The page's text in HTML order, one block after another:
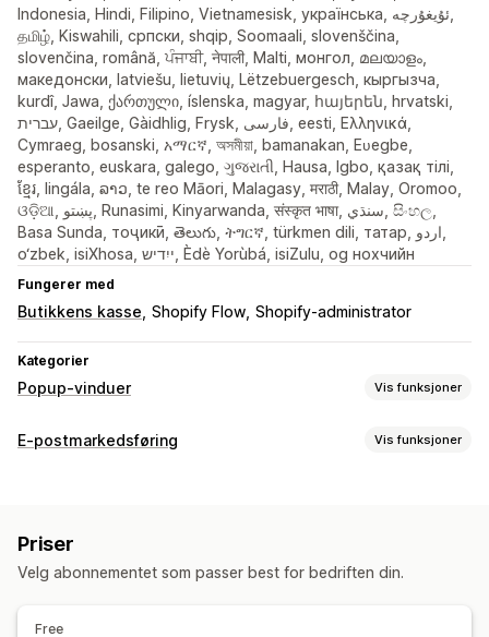
Indonesia, Hindi, Filipino, Vietnamesisk, українська, ئۇيغۇرچە,
தமிழ், Kiswahili, српски, shqip, Soomaali, slovenščina,
slovenčina, română, ਪੰਜਾਬੀ, नेपाली, Malti, монгол, മലയാളം,
македонски, latviešu, lietuvių, Lëtzebuergesch, кыргызча,
kurdî, Jawa, ქართული, íslenska, magyar, հայերեն, hrvatski,
עברית, Gaeilge, Gàidhlig, Frysk, فارسی, eesti, Ελληνικά,
Cymraeg, bosanski, አማርኛ, অসমীয়া, bamanakan, Eʋegbe,
esperanto, euskara, galego, ગુજરાતી, Hausa, Igbo, қазақ тілі,
ខ្មែរ, lingála, ລາວ, te reo Māori, Malagasy, मराठी, Malay, Oromoo,
ଓଡ଼ିଆ, پښتو, Runasimi, Kinyarwanda, संस्कृत भाषा, سنڌي, සිංහල,
Basa Sunda, тоҷикӣ, తెలుగు, ትግርኛ, türkmen dili, татар, اردو,
o‘zbek, isiXhosa, ייִדיש, Èdè Yorùbá, isiZulu, og нохчийн
Fungerer med
Butikkens kasse Shopify Flow Shopify-administrator
Kategorier
Popup-vinduer Vis funksjoner
Popup-typer
Nedtellingstimer
Kunngjøringer
Spill Spørreundersøkelser Quizer
E-postmarkedsføring Vis funksjoner
Nyhetsbrev
Belønninger Kampanjer E-postmeldinger for mersalg
E-postmeldinger om handlekurven
Priser
Velg abonnementet som passer best for bedriften din.
Free